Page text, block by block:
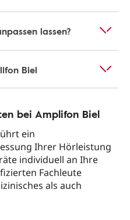
lassen?
Biel
bei Amplifon Biel
ein
Ihrer Hörleistung
individuell an Ihre
Fachleute
als auch